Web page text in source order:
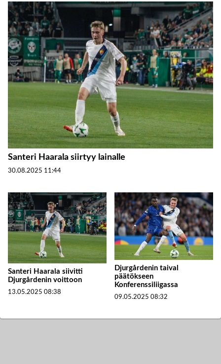
Santeri Haarala siirtyy lainalle
30.08.2025 11:44
Santeri Haarala siivitti
Djurgårdenin voittoon
13.05.2025 08:38
Djurgårdenin taival
päätökseen
Konferenssiliigassa
09.05.2025 08:32